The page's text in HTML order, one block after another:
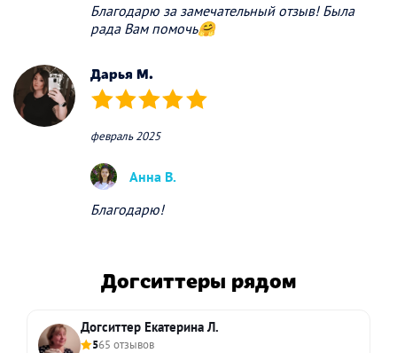
Благодарю за замечательный отзыв! Была
рада Вам помочь🤗
Дарья М.
(*) (*) (*) (*) (*)
февраль 2025
Анна В.
Благодарю!
Догситтеры рядом
Догситтер Екатерина Л.
565 отзывов